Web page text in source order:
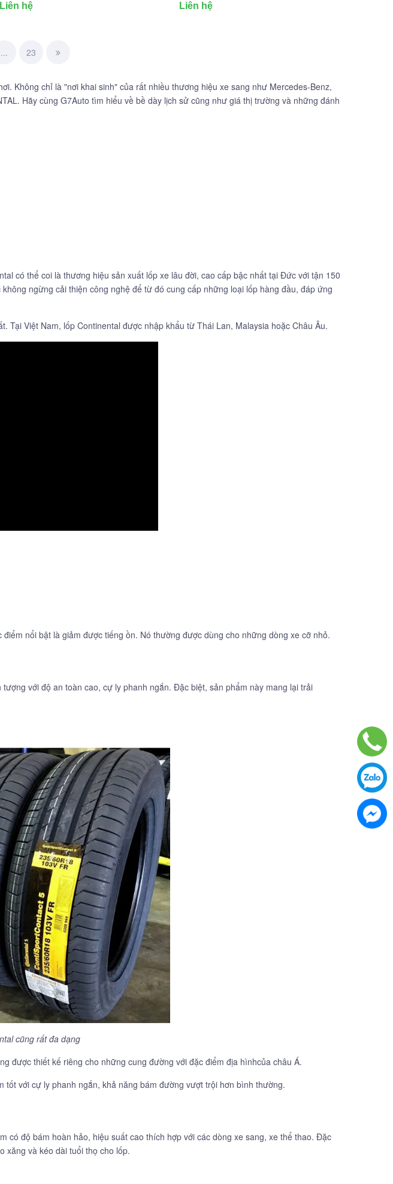
Liên hệ Liên hệ
... 23
Không chỉ là "nơi khai sinh" của rất nhiều thương hiệu xe sang như Mercedes-Benz,
Hãy cùng G7Auto tìm hiểu về bề dày lịch sử cũng như giá thị trường và những đánh
có thể coi là thương hiệu sản xuất lốp xe lâu đời, cao cấp bậc nhất tại Đức với tận 150
ngừng cải thiện công nghệ để từ đó cung cấp những loại lốp hàng đầu, đáp ứng
Việt Nam, lốp Continental được nhập khẩu từ Thái Lan, Malaysia hoặc Châu Âu.
nổi bật là giảm được tiếng ồn. Nó thường được dùng cho những dòng xe cỡ nhỏ.
với độ an toàn cao, cự ly phanh ngắn. Đặc biệt, sản phẩm này mang lại trải
cũng rất đa dạng
được thiết kế riêng cho những cung đường với đặc điểm địa hìnhcủa châu Á.
với cự ly phanh ngắn, khả năng bám đường vượt trội hơn bình thường.
có độ bám hoàn hảo, hiệu suất cao thích hợp với các dòng xe sang, xe thể thao. Đặc
xăng và kéo dài tuổi thọ cho lốp.